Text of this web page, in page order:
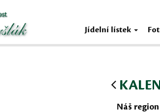
Jídelní lístek
Náš